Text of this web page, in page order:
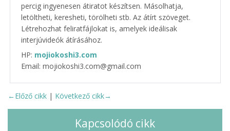
percig ingyenesen átiratot készítsen. Másolhatja,
letöltheti, keresheti, törölheti stb. Az átírt szöveget.
Létrehozhat feliratfájlokat is, amelyek ideálisak
interjúvideók átírásához.
HP: mojiokoshi3.com
Email: mojiokoshi3.com@gmail.com
←Előző cikk | Következő cikk→
Kapcsolódó cikk